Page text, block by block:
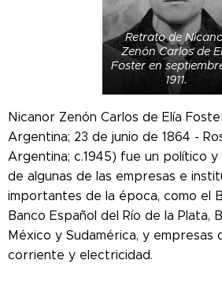
Retrato de
Zenón Carlos de
Foster en
1911.
Nicanor Zenón Carlos de Elía
Argentina; 23 de junio de 1864 -
Argentina; c.1945) fue un político
de algunas de las empresas e
importantes de la época, como el
Banco Español del Río de la Plata,
México y Sudamérica, y empresas
corriente y electricidad.